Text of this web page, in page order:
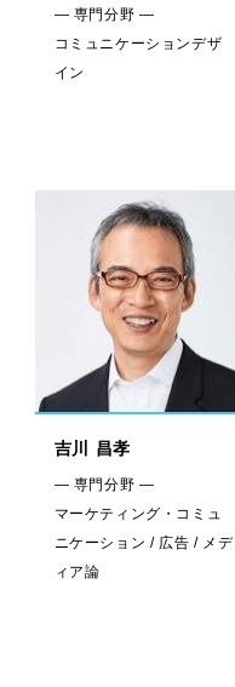
— 専門分野 —
コミュニケーションデザ
イン
吉川 昌孝
— 専門分野 —
マーケティング・コミュ
ニケーション / 広告 / メデ
ィア論